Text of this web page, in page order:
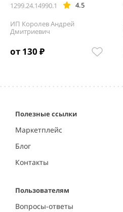
от 130 ₽
1299.24.14990.1 4.5
г
ИП Королев Андрей
Дмитриевич
5
Полезные ссылки
Маркетплейс
Блог
Контакты
Пользователям
Вопросы-ответы